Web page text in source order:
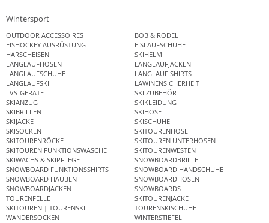
Wintersport
OUTDOOR ACCESSOIRES
BOB & RODEL
EISHOCKEY AUSRÜSTUNG
EISLAUFSCHUHE
HARSCHEISEN
SKIHELM
LANGLAUFHOSEN
LANGLAUFJACKEN
LANGLAUFSCHUHE
LANGLAUF SHIRTS
LANGLAUFSKI
LAWINENSICHERHEIT
LVS-GERÄTE
SKI ZUBEHÖR
SKIANZUG
SKIKLEIDUNG
SKIBRILLEN
SKIHOSE
SKIJACKE
SKISCHUHE
SKISOCKEN
SKITOURENHOSE
SKITOURENRÖCKE
SKITOUREN UNTERHOSEN
SKITOUREN FUNKTIONSWÄSCHE
SKITOURENWESTEN
SKIWACHS & SKIPFLEGE
SNOWBOARDBRILLE
SNOWBOARD FUNKTIONSSHIRTS
SNOWBOARD HANDSCHUHE
SNOWBOARD HAUBEN
SNOWBOARDHOSEN
SNOWBOARDJACKEN
SNOWBOARDS
TOURENFELLE
SKITOURENJACKE
SKITOUREN | TOURENSKI
TOURENSKISCHUHE
WANDERSOCKEN
WINTERSTIEFEL